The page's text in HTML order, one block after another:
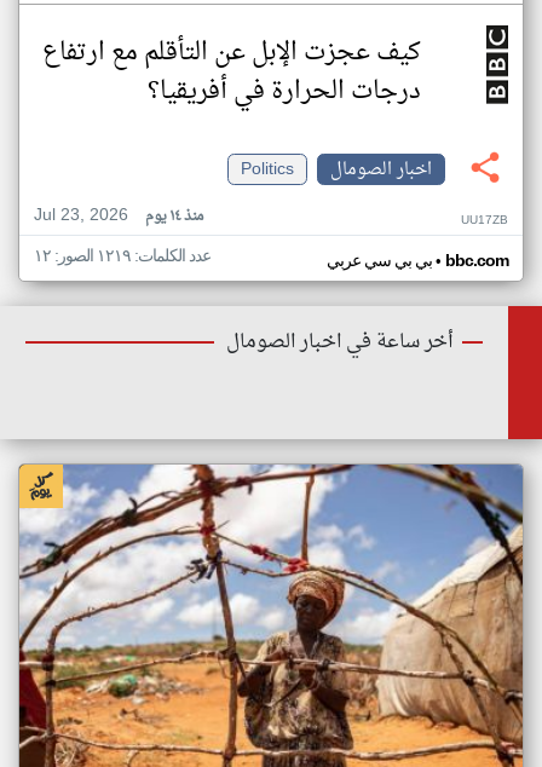
كيف عجزت الإبل عن التأقلم مع ارتفاع
درجات الحرارة في أفريقيا؟
اخبار الصومال
Politics
Jul 23, 2026
منذ ١٤ يوم UU17ZB
بي بي سي عربي• bbc.com عدد الكلمات: ١٢١٩ الصور: ١٢
أخر ساعة في اخبار الصومال